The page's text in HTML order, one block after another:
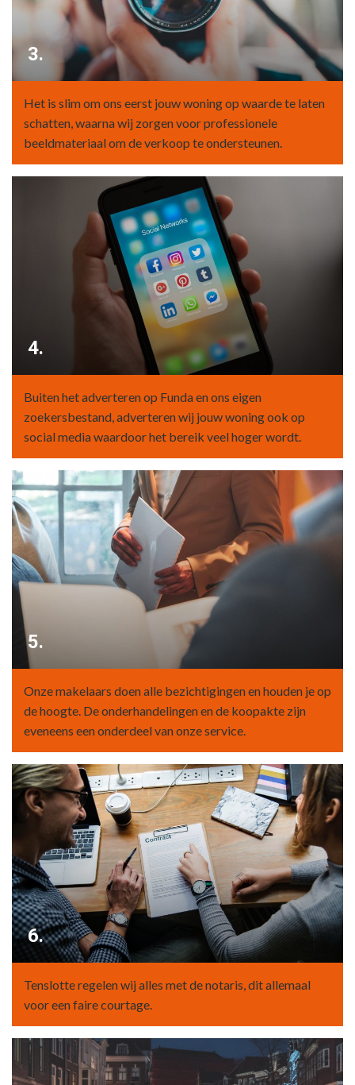
3.
Het is slim om ons eerst jouw woning op waarde te laten
schatten, waarna wij zorgen voor professionele
beeldmateriaal om de verkoop te ondersteunen.
4.
Buiten het adverteren op Funda en ons eigen
zoekersbestand, adverteren wij jouw woning ook op
social media waardoor het bereik veel hoger wordt.
5.
Onze makelaars doen alle bezichtigingen en houden je op
de hoogte. De onderhandelingen en de koopakte zijn
eveneens een onderdeel van onze service.
6.
Tenslotte regelen wij alles met de notaris, dit allemaal
voor een faire courtage.